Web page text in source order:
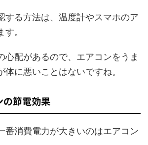
する方法は、温度計やスマホのア
。
心配があるので、エアコンをうま
体に悪いことはないですね。
の節電効果
番消費電力が大きいのはエアコン